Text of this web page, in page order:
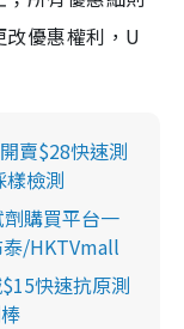
優惠權利，U
賣$28快速測
樣檢測
劑購買平台一
/HKTVmall
快速抗原測